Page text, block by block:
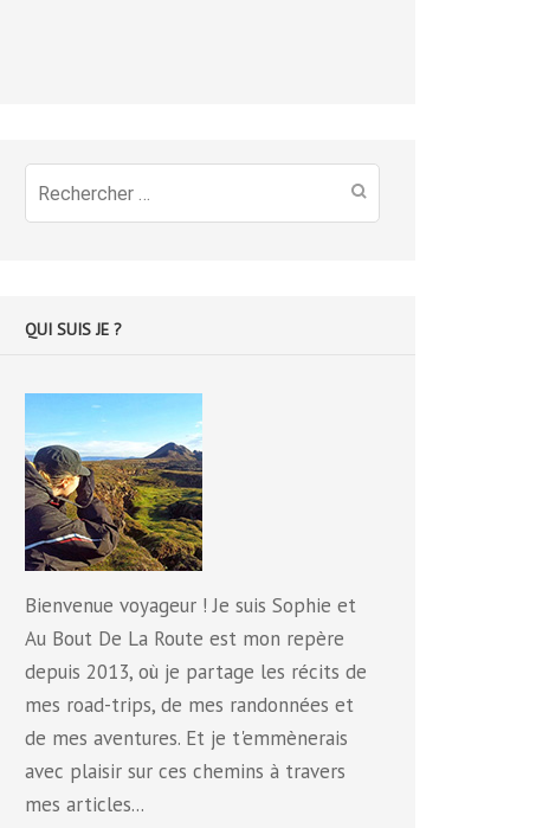
Recherche
pour
QUI SUIS JE ?
Bienvenue voyageur ! Je suis Sophie et
Au Bout De La Route est mon repère
depuis 2013, où je partage les récits de
mes road-trips, de mes randonnées et
de mes aventures. Et je t'emmènerais
avec plaisir sur ces chemins à travers
mes articles...